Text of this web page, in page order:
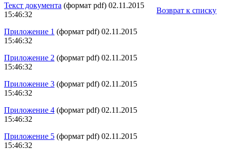
Текст документа (формат pdf) 02.11.2015
15:46:32
Приложение 1 (формат pdf) 02.11.2015
15:46:32
Приложение 2 (формат pdf) 02.11.2015
15:46:32
Приложение 3 (формат pdf) 02.11.2015
15:46:32
Приложение 4 (формат pdf) 02.11.2015
15:46:32
Приложение 5 (формат pdf) 02.11.2015
15:46:32
Возврат к списку